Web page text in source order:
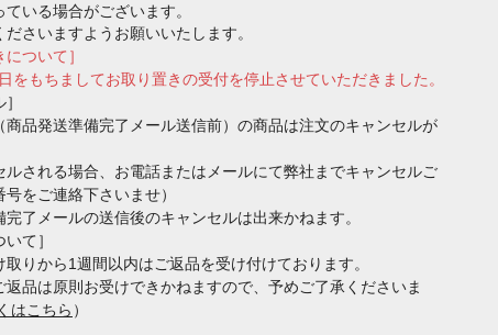
いる場合がございます。
さいますようお願いいたします。
について］
をもちましてお取り置きの受付を停止させていただきました。
商品発送準備完了メール送信前）の商品は注文のキャンセルが
ルされる場合、お電話またはメールにて弊社までキャンセルご
をご連絡下さいませ）
完了メールの送信後のキャンセルは出来かねます。
いて］
取りから1週間以内はご返品を受け付けております。
返品は原則お受けできかねますので、予めご了承くださいま
はこちら ）